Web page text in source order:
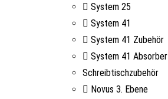
System 25
System 41
System 41 Zubehör
System 41 Absorber
Schreibtischzubehör
Novus 3. Ebene